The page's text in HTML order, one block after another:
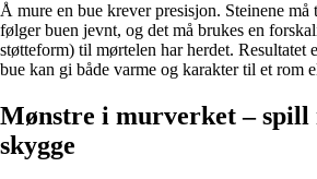
Å mure en bue krever presisjon. Steinene må
følger buen jevnt, og det må brukes en
støtteform) til mørtelen har herdet. Resultatet
bue kan gi både varme og karakter til et rom
Mønstre i murverket – spill
skygge